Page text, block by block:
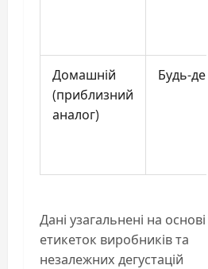
Домашній
(приблизний
аналог)
Будь-де
Дані узагальнені на основі
етикеток виробників та
незалежних дегустацій